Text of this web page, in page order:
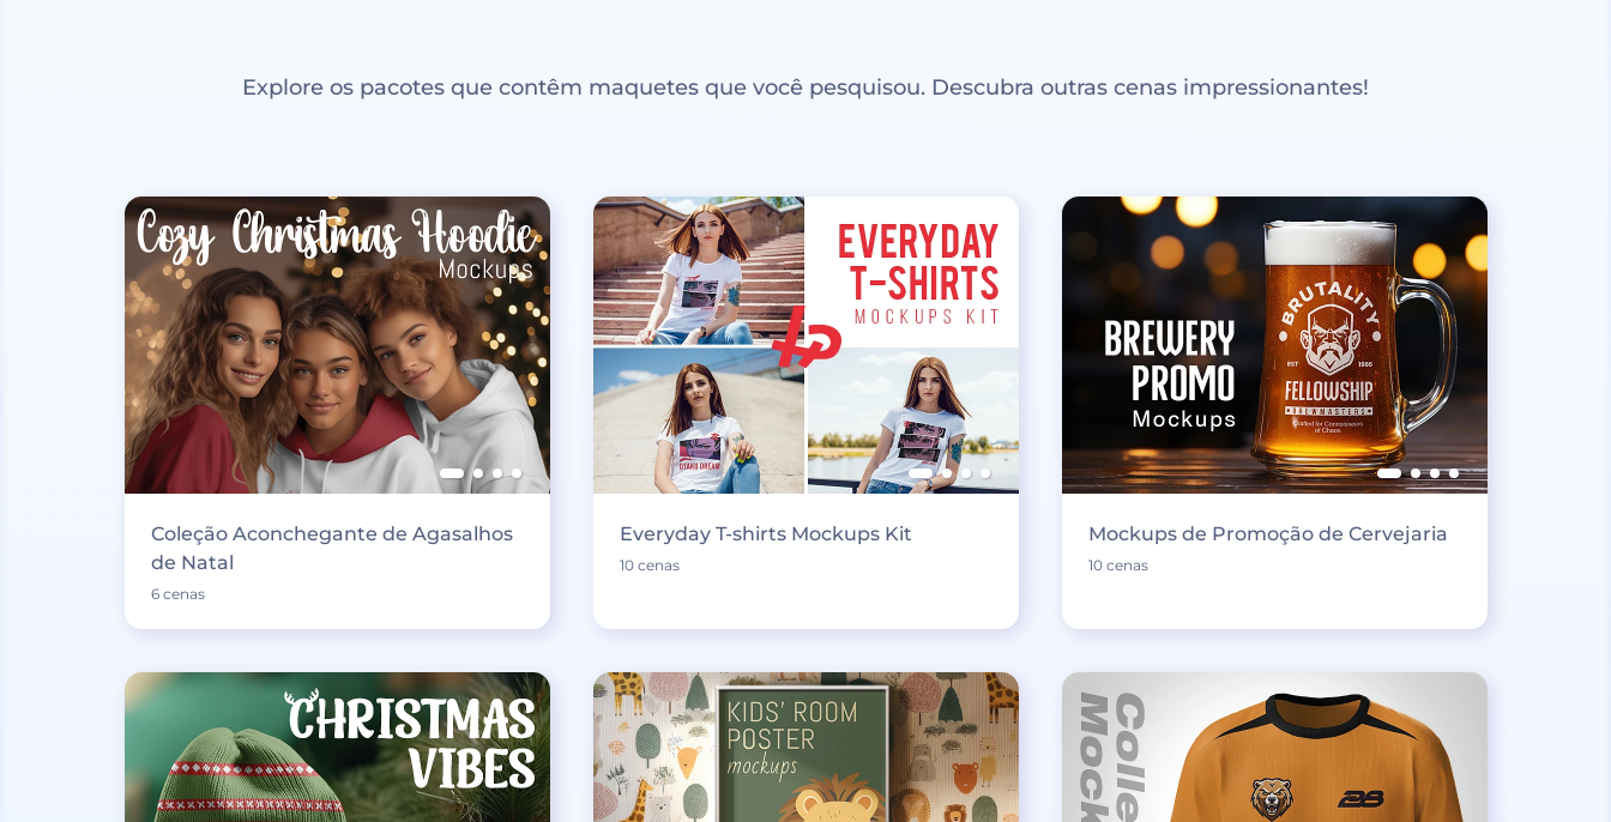
Explore os pacotes que contêm maquetes que você pesquisou. Descubra outras cenas impressionantes!
Coleção Aconchegante de Agasalhos
de Natal
6 cenas
Everyday T-shirts Mockups Kit
10 cenas
Mockups de Promoção de Cervejaria
10 cenas